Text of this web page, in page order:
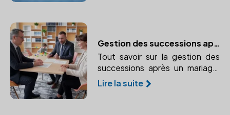
Gestion des successions après un mariage
Tout savoir sur la gestion des
successions après un mariage,
guidé par un notaire pour
protéger vos droits.
Lire la suite